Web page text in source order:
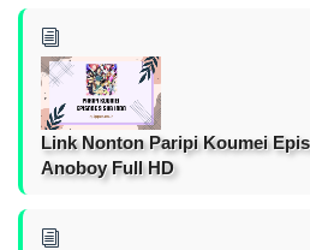
Link Nonton Paripi Koumei
Anoboy Full HD